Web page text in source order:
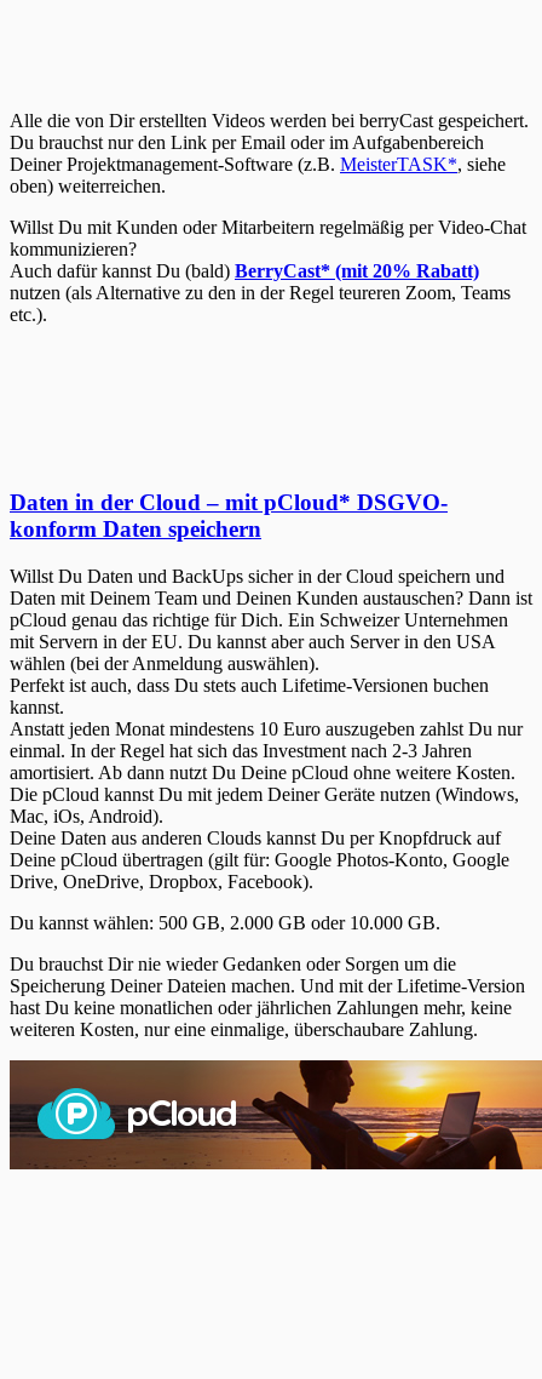
Alle die von Dir erstellten Videos werden bei berryCast gespeichert.
Du brauchst nur den Link per Email oder im Aufgabenbereich
Deiner Projektmanagement-Software (z.B. MeisterTASK*, siehe
oben) weiterreichen.
Willst Du mit Kunden oder Mitarbeitern regelmäßig per Video-Chat
kommunizieren?
Auch dafür kannst Du (bald) BerryCast* (mit 20% Rabatt)
nutzen (als Alternative zu den in der Regel teureren Zoom, Teams
etc.).
Daten in der Cloud – mit pCloud* DSGVO-
konform Daten speichern
Willst Du Daten und BackUps sicher in der Cloud speichern und
Daten mit Deinem Team und Deinen Kunden austauschen? Dann ist
pCloud genau das richtige für Dich. Ein Schweizer Unternehmen
mit Servern in der EU. Du kannst aber auch Server in den USA
wählen (bei der Anmeldung auswählen).
Perfekt ist auch, dass Du stets auch Lifetime-Versionen buchen
kannst.
Anstatt jeden Monat mindestens 10 Euro auszugeben zahlst Du nur
einmal. In der Regel hat sich das Investment nach 2-3 Jahren
amortisiert. Ab dann nutzt Du Deine pCloud ohne weitere Kosten.
Die pCloud kannst Du mit jedem Deiner Geräte nutzen (Windows,
Mac, iOs, Android).
Deine Daten aus anderen Clouds kannst Du per Knopfdruck auf
Deine pCloud übertragen (gilt für: Google Photos-Konto, Google
Drive, OneDrive, Dropbox, Facebook).
Du kannst wählen: 500 GB, 2.000 GB oder 10.000 GB.
Du brauchst Dir nie wieder Gedanken oder Sorgen um die
Speicherung Deiner Dateien machen. Und mit der Lifetime-Version
hast Du keine monatlichen oder jährlichen Zahlungen mehr, keine
weiteren Kosten, nur eine einmalige, überschaubare Zahlung.